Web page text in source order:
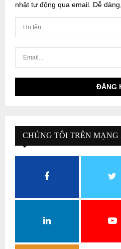
nhật tự động qua email. Dễ
CHÚNG TÔI TRÊN